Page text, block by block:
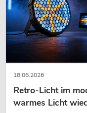
Bestand reicht ca. 12
345,00€
18.06.2026
Retro-Licht im
warmes Licht